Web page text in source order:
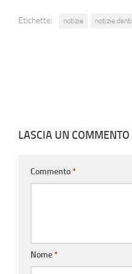
Etichette: notizie notizie denti
LASCIA UN COMMENTO
Commento*
Nome*